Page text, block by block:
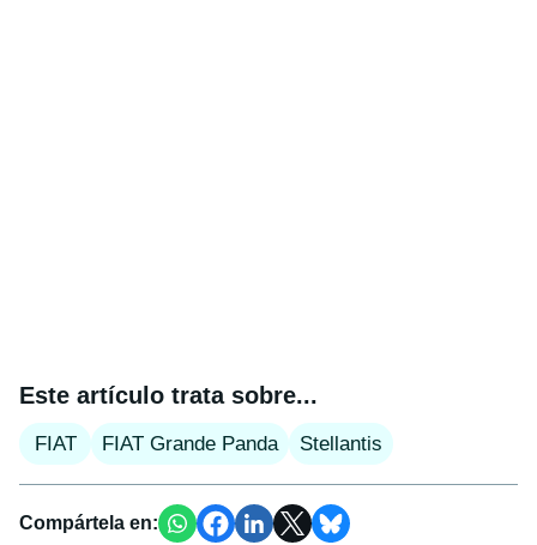
Este artículo trata sobre...
FIAT FIAT Grande Panda Stellantis
Compártela en: